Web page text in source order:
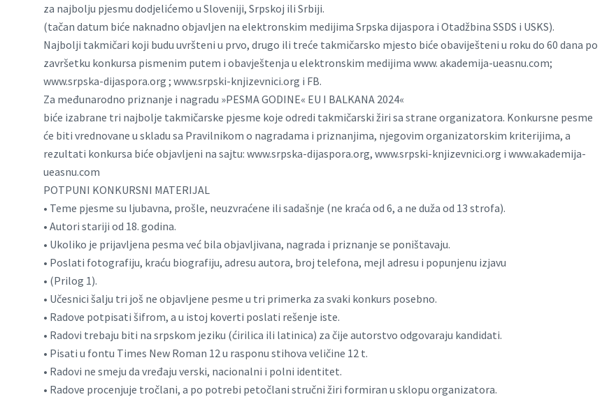
za najbolju pjesmu dodjelićemo u Sloveniji, Srpskoj ili Srbiji.
(tačan datum biće naknadno objavljen na elektronskim medijima Srpska dijaspora i Otadžbina SSDS i USKS).
Najbolji takmičari koji budu uvršteni u prvo, drugo ili treće takmičarsko mjesto biće obaviješteni u roku do 60 dana po
završetku konkursa pismenim putem i obavještenja u elektronskim medijima www. akademija-ueasnu.com;
www.srpska-dijaspora.org ; www.srpski-knjizevnici.org i FB.
Za međunarodno priznanje i nagradu »PESMA GODINE« EU I BALKANA 2024«
biće izabrane tri najbolje takmičarske pjesme koje odredi takmičarski žiri sa strane organizatora. Konkursne pesme
će biti vrednovane u skladu sa Pravilnikom o nagradama i priznanjima, njegovim organizatorskim kriterijima, a
rezultati konkursa biće objavljeni na sajtu: www.srpska-dijaspora.org, www.srpski-knjizevnici.org i www.akademija-
ueasnu.com
POTPUNI KONKURSNI MATERIJAL
• Teme pjesme su ljubavna, prošle, neuzvraćene ili sadašnje (ne kraća od 6, a ne duža od 13 strofa).
• Autori stariji od 18. godina.
• Ukoliko je prijavljena pesma već bila objavljivana, nagrada i priznanje se poništavaju.
• Poslati fotografiju, kraću biografiju, adresu autora, broj telefona, mejl adresu i popunjenu izjavu
• (Prilog 1).
• Učesnici šalju tri još ne objavljene pesme u tri primerka za svaki konkurs posebno.
• Radove potpisati šifrom, a u istoj koverti poslati rešenje iste.
• Radovi trebaju biti na srpskom jeziku (ćirilica ili latinica) za čije autorstvo odgovaraju kandidati.
• Pisati u fontu Times New Roman 12 u rasponu stihova veličine 12 t.
• Radovi ne smeju da vređaju verski, nacionalni i polni identitet.
• Radove procenjuje tročlani, a po potrebi petočlani stručni žiri formiran u sklopu organizatora.